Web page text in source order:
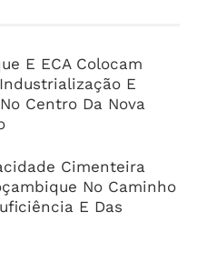
E ECA Colocam
E
Centro Da Nova
Cimenteira
No Caminho
E Das